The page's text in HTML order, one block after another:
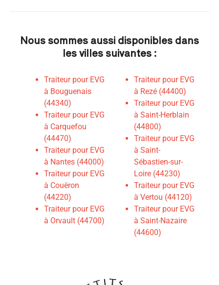
Nous sommes aussi disponibles dans
les villes suivantes :
Traiteur pour EVG
à Bouguenais
(44340)
Traiteur pour EVG
à Carquefou
(44470)
Traiteur pour EVG
à Nantes (44000)
Traiteur pour EVG
à Couëron
(44220)
Traiteur pour EVG
à Orvault (44700)
Traiteur pour EVG
à Rezé (44400)
Traiteur pour EVG
à Saint-Herblain
(44800)
Traiteur pour EVG
à Saint-
Sébastien-sur-
Loire (44230)
Traiteur pour EVG
à Vertou (44120)
Traiteur pour EVG
à Saint-Nazaire
(44600)